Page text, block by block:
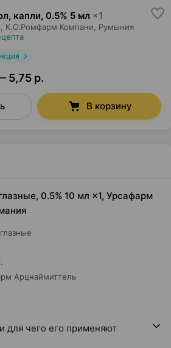
капли, 0.5% 5 мл ×1
К.О.Ромфарм Компани , Румыния
5,75 р.
В корзину
0.5% 10 мл ×1, Урсафарм
Арцнаймиттель
для чего его применяют